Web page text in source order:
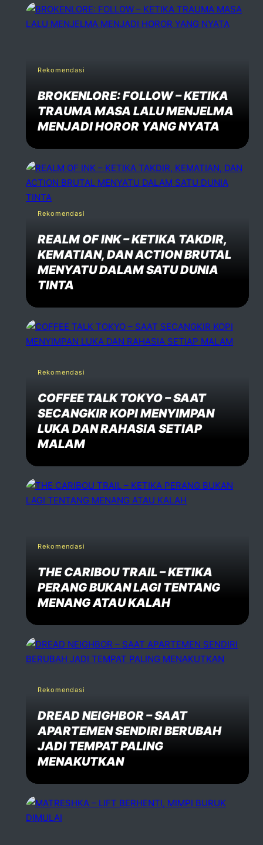
Rekomendasi
BROKENLORE: FOLLOW – KETIKA
TRAUMA MASA LALU MENJELMA
MENJADI HOROR YANG NYATA
Rekomendasi
REALM OF INK – KETIKA TAKDIR,
KEMATIAN, DAN ACTION BRUTAL
MENYATU DALAM SATU DUNIA
TINTA
Rekomendasi
COFFEE TALK TOKYO – SAAT
SECANGKIR KOPI MENYIMPAN
LUKA DAN RAHASIA SETIAP
MALAM
Rekomendasi
THE CARIBOU TRAIL – KETIKA
PERANG BUKAN LAGI TENTANG
MENANG ATAU KALAH
Rekomendasi
DREAD NEIGHBOR – SAAT
APARTEMEN SENDIRI BERUBAH
JADI TEMPAT PALING
MENAKUTKAN